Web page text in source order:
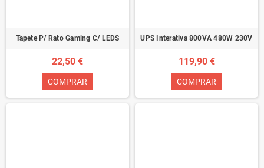
Tapete P/ Rato Gaming C/ LEDS
22,50 €
COMPRAR
UPS Interativa 800VA 480W 230V
119,90 €
COMPRAR